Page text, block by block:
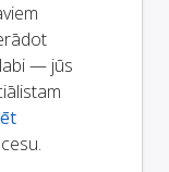
— jūs